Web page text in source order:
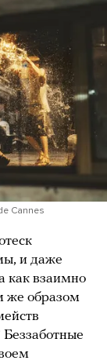
Cannes
и даже
как взаимно
же образом